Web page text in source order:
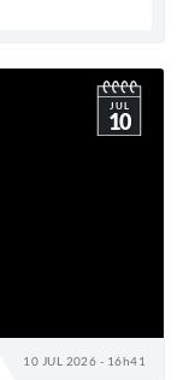
10 JUL 2026 - 16h41
JUL
10